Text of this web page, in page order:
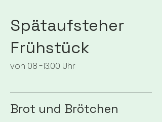
Spätaufsteher
Frühstück
von 08 -13:00 Uhr
Brot und Brötchen